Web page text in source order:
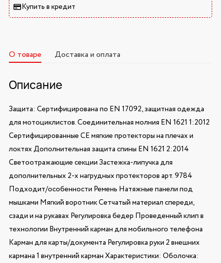
Купить в кредит
О товаре Доставка и оплата
Описание
Защита: Сертифицирована по EN 17092, защитная одежда
для мотоциклистов. Соединительная молния EN 1621 1:2012
Сертифицированные CE мягкие протекторы на плечах и
локтях Дополнительная защита спины EN 1621 2:2014
Светоотражающие секции Застежка-липучка для
дополнительных 2-х нагрудных протекторов арт. 9784
Подходит/особенности Ремень Натяжные панели под
мышками Мягкий воротник Сетчатый материал спереди,
сзади и на рукавах Регулировка бедер Проведенный клип в
технологии Внутренний карман для мобильного телефона
Карман для карты/документа Регулировка руки 2 внешних
кармана 1 внутренний карман Характеристики: Оболочка: